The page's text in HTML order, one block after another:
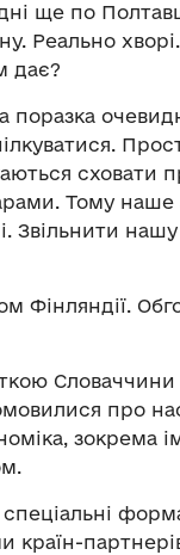
ще по
Реально хворі.
дає?
поразка
сховати
Тому
Звільнити
Фінляндії.
про
зокрема
країн-